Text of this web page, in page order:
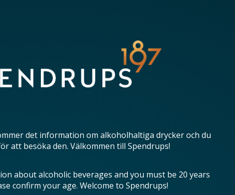
det information om alkoholhaltiga drycker och du
att besöka den. Välkommen till Spendrups!
about alcoholic beverages and you must be 20 years
confirm your age. Welcome to Spendrups!